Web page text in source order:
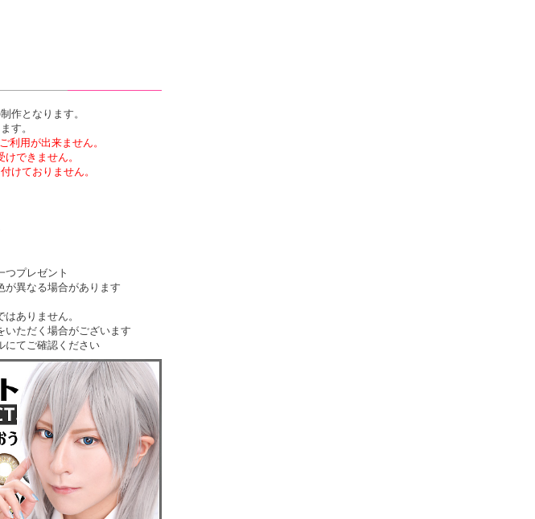
作となります。
す。
利用が出来ません。
できません。
けておりません。
プレゼント
異なる場合があります
ありません。
ただく場合がございます
にてご確認ください